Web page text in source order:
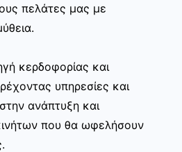
πελάτες μας με
κερδοφορίας και
υπηρεσίες και
ανάπτυξη και
που θα ωφελήσουν